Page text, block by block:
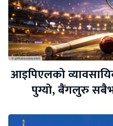
आइपिएलको
पुग्यो, बैंगलुरु